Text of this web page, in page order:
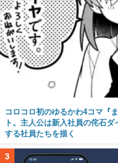
コロコロ初のゆるかわ4コマ『
ト。主人公は新入社員の侘石
する社員たちを描く
3